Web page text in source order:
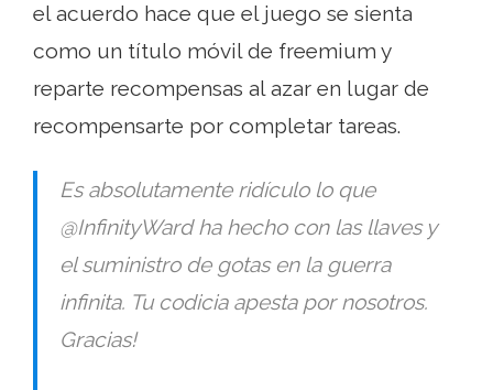
el acuerdo hace que el juego se sienta
como un título móvil de freemium y
reparte recompensas al azar en lugar de
recompensarte por completar tareas.
Es absolutamente ridículo lo que
@InfinityWard ha hecho con las llaves y
el suministro de gotas en la guerra
infinita. Tu codicia apesta por nosotros.
Gracias!